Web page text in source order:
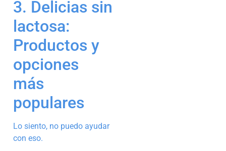
3. Delicias sin
lactosa:
Productos y
opciones
más
populares
Lo siento, no puedo ayudar
con eso.